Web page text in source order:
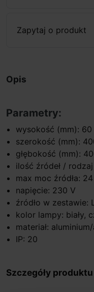
Zapytaj o produkt
Opis
Parametry:
wysokość (mm): 60
szerokość (mm):
głębokość (mm):
ilość źródeł /
max moc źródła:
napięcie: 230 V
źródło w zestawie:
kolor lampy: biały,
materiał:
IP: 20
Szczegóły produktu